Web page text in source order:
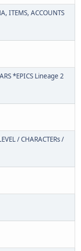
ITEMS, ACCOUNTS
*EPICS Lineage 2
/ CHARACTERs /